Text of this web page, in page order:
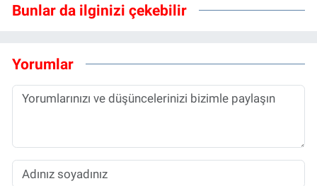
Bunlar da ilginizi çekebilir
Yorumlar